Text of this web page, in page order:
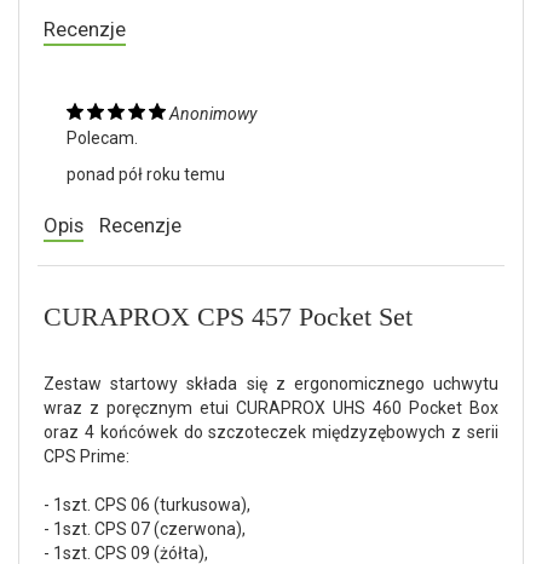
Recenzje
Anonimowy
Polecam.
ponad pół roku temu
Opis Recenzje
CURAPROX CPS 457 Pocket Set
Zestaw startowy składa się z ergonomicznego uchwytu
wraz z poręcznym etui CURAPROX UHS 460 Pocket Box
oraz 4 końcówek do szczoteczek międzyzębowych z serii
CPS Prime:
- 1szt. CPS 06 (turkusowa),
- 1szt. CPS 07 (czerwona),
- 1szt. CPS 09 (żółta),